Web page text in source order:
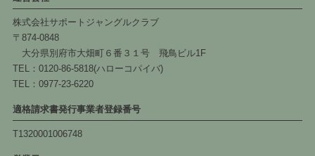
株式会社サポートジャングルクラブ
〒874-0848
大分県別府市大畑町６番３１号 飛鳥ビル1F
TEL：0120-86-5818(ハローコパイバ)
TEL：0977-23-6220
適格請求書発行事業者登録番号
T1320001006748